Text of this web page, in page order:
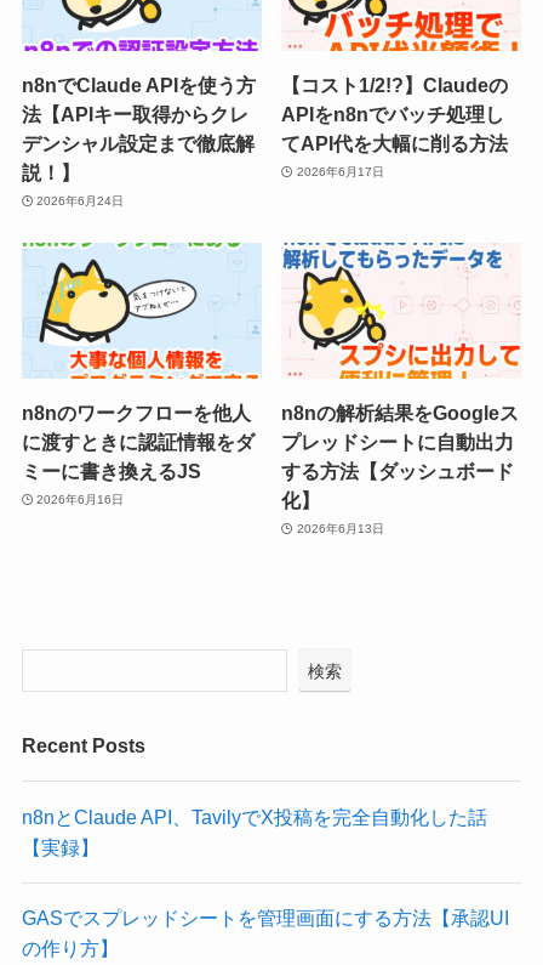
n8nでClaude APIを使う方
法【APIキー取得からクレ
デンシャル設定まで徹底解
説！】
2026年6月24日
【コスト1/2!?】Claudeの
APIをn8nでバッチ処理し
てAPI代を大幅に削る方法
2026年6月17日
n8nのワークフローを他人
に渡すときに認証情報をダ
ミーに書き換えるJS
2026年6月16日
n8nの解析結果をGoogleス
プレッドシートに自動出力
する方法【ダッシュボード
化】
2026年6月13日
検索
Recent Posts
n8nとClaude API、TavilyでX投稿を完全自動化した話
【実録】
GASでスプレッドシートを管理画面にする方法【承認UI
の作り方】